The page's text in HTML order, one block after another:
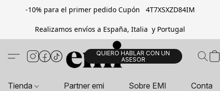
-10% para el primer pedido Cupón 4T7XSXZD84IM
Realizamos envíos a España, Italia y Portugal
QUIERO HABLAR CON UN
ASESOR
Tienda Partner emi Sobre EMI